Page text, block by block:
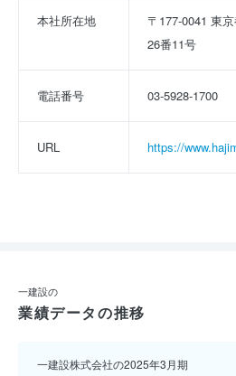
本社所在地
〒177-0041 東
26番11号
電話番号 03-5928-1700
URL https://
一建設の
業績データの推移
一建設株式会社の2025年3月期